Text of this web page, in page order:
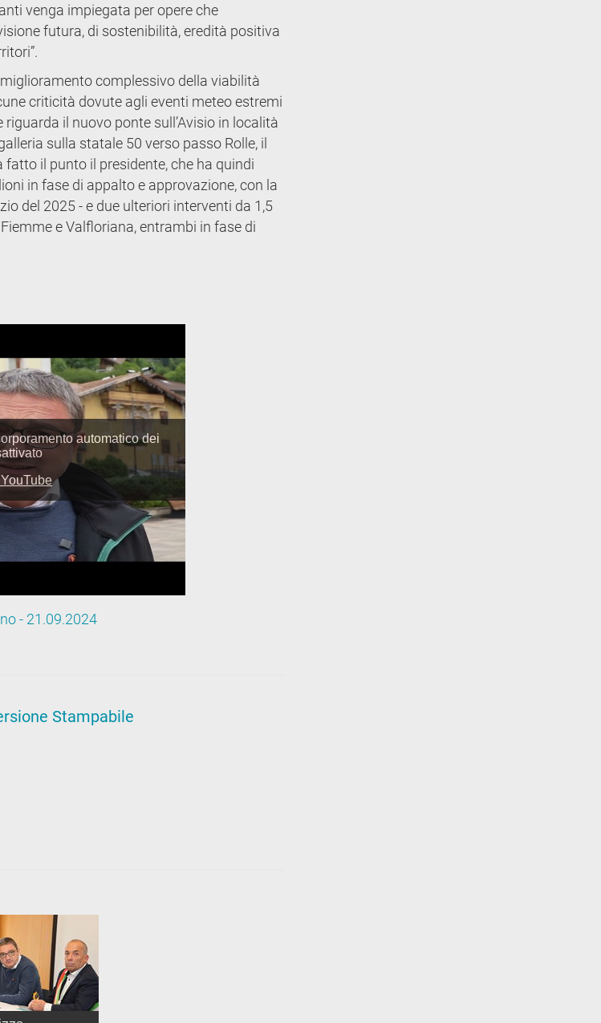
venga impiegata per opere che
futura, di sostenibilità, eredità positiva
complessivo della viabilità
criticità dovute agli eventi meteo estremi
il nuovo ponte sull’Avisio in località
sulla statale 50 verso passo Rolle, il
il punto il presidente, che ha quindi
in fase di appalto e approvazione, con la
del 2025 - e due ulteriori interventi da 1,5
e Valfloriana, entrambi in fase di
- 21.09.2024
Stampabile